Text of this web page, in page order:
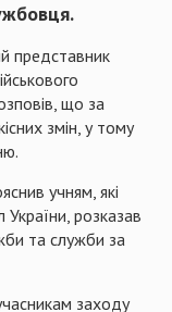
представник
що за
змін, у тому
учням, які
розказав
та служби за
заходу